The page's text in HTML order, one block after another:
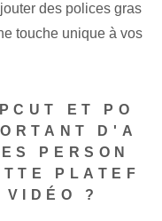
des polices gras
touche unique à vos
ET PO
D'A
PERSON
PLATEF
VIDÉO ?